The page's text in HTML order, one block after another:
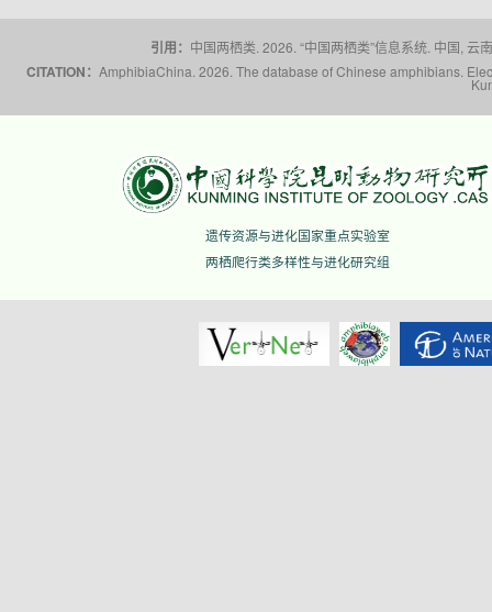
引用： 中国两栖类. 2026. “中国两栖类”信息系统. 中国,
CITATION： AmphibiaChina. 2026. The database of Chinese amphibians.
遗传资源与进化国家重点实验室
两栖爬行类多样性与进化研究组